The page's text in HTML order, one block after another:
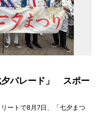
夕パレード」 スポー
ートで8月7日、「七夕まつ